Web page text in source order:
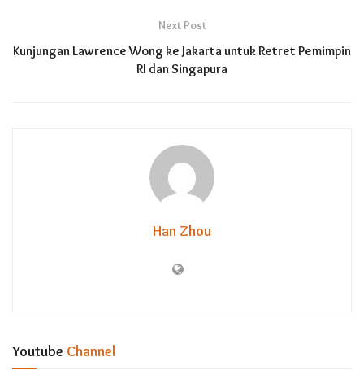
Next Post
Kunjungan Lawrence Wong ke Jakarta untuk Retret Pemimpin
RI dan Singapura
Han Zhou
Youtube Channel